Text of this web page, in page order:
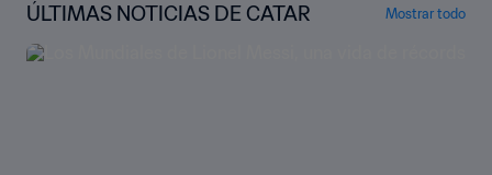
ÚLTIMAS NOTICIAS DE CATAR Mostrar todo